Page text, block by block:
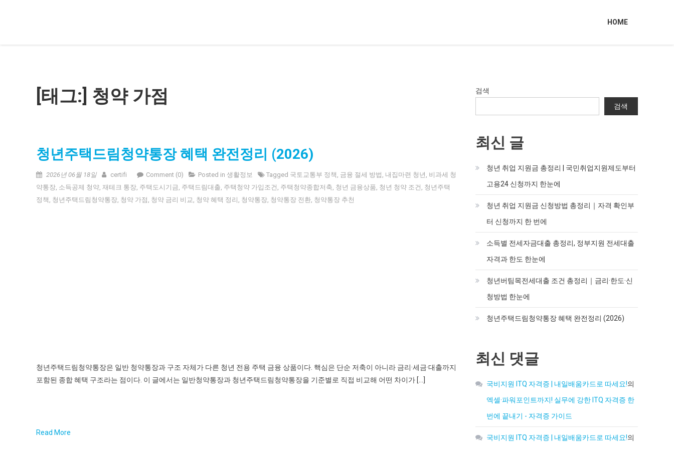
HOME
[태그:] 청약 가점
청년주택드림청약통장 혜택 완전정리 (2026)
2026년 06월 18일 certifi Comment (0) Posted in 생활정보 Tagged 국토교통부 정책 , 금융 절세 방법 , 내집마련 청년 , 비과세 청
약통장, 소득공제 청약, 재테크 통장, 주택도시기금, 주택드림대출, 주택청약 가입조건 , 주택청약종합저축, 청년 금융상품, 청년 청약 조건 , 청년주택
정책 , 청년주택드림청약통장, 청약 가점 , 청약 금리 비교 , 청약 혜택 정리 , 청약통장, 청약통장 전환, 청약통장 추천
청년주택드림청약통장은 일반 청약통장과 구조 자체가 다른 청년 전용 주택 금융 상품이다. 핵심은 단순 저축이 아니라 금리·세금·대출까지
포함된 종합 혜택 구조라는 점이다. 이 글에서는 일반청약통장과 청년주택드림청약통장을 기준별로 직접 비교해 어떤 차이가 […]
Read More
검색
검색
최신 글
청년 취업 지원금 총정리 | 국민취업지원제도부터
고용24 신청까지 한눈에
청년 취업 지원금 신청방법 총정리｜자격 확인부
터 신청까지 한 번에
소득별 전세자금대출 총정리, 정부지원 전세대출
자격과 한도 한눈에
청년버팀목전세대출 조건 총정리｜금리·한도·신
청방법 한눈에
청년주택드림청약통장 혜택 완전정리 (2026)
최신 댓글
국비지원 ITQ 자격증 | 내일배움카드로 따세요!의
엑셀·파워포인트까지! 실무에 강한 ITQ 자격증 한
번에 끝내기 - 자격증 가이드
국비지원 ITQ 자격증 | 내일배움카드로 따세요!의